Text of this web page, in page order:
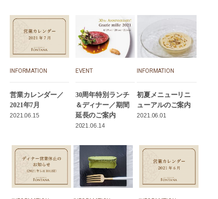
INFORMATION
営業カレンダー／
2021年7月
2021.06.15
EVENT
30周年特別ランチ
＆ディナー／期間
延長のご案内
2021.06.14
INFORMATION
初夏メニューリニ
ューアルのご案内
2021.06.01